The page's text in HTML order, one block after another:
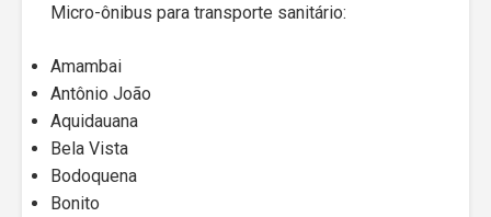
Micro-ônibus para transporte sanitário:
Amambai
Antônio João
Aquidauana
Bela Vista
Bodoquena
Bonito